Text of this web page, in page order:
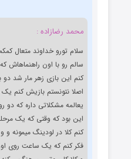
محمد رضازاده :
سلام تورو خداوند متعال
سالم رو با اون راهنماهاش
کنم این بازی زهر مار شد
اصلا نتونستم بازیش کنم یک
یعالمه مشکلاتی داره که
این بود که وقتی که یک
فکر کنم که یک ساعت روی